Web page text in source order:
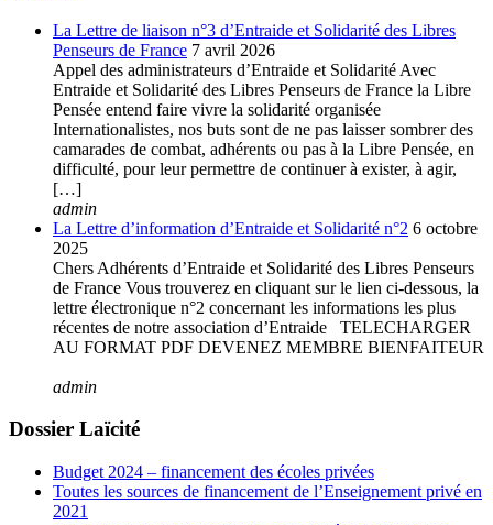
La Lettre de liaison n°3 d’Entraide et Solidarité des Libres
Penseurs de France 7 avril 2026
Appel des administrateurs d’Entraide et Solidarité Avec
Entraide et Solidarité des Libres Penseurs de France la Libre
Pensée entend faire vivre la solidarité organisée
Internationalistes, nos buts sont de ne pas laisser sombrer des
camarades de combat, adhérents ou pas à la Libre Pensée, en
difficulté, pour leur permettre de continuer à exister, à agir,
[…]
admin
La Lettre d’information d’Entraide et Solidarité n°2 6 octobre
2025
Chers Adhérents d’Entraide et Solidarité des Libres Penseurs
de France Vous trouverez en cliquant sur le lien ci-dessous, la
lettre électronique n°2 concernant les informations les plus
récentes de notre association d’Entraide TELECHARGER
AU FORMAT PDF DEVENEZ MEMBRE BIENFAITEUR
admin
Dossier Laïcité
Budget 2024 – financement des écoles privées
Toutes les sources de financement de l’Enseignement privé en
2021